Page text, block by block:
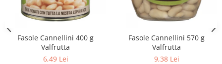
Fasole Cannellini 400 g
Valfrutta
6,49 Lei
Fasole Cannellini 570 g
Valfrutta
9,38 Lei